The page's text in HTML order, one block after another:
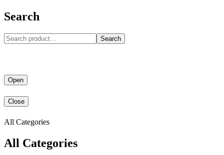
Search
Search
Open
Close
All Categories
All Categories